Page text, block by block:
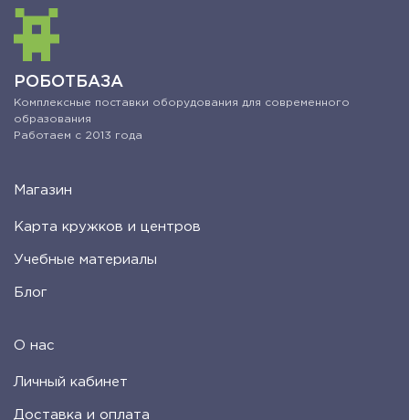
РОБОТБАЗА
Комплексные поставки оборудования для современного
образования
Работаем с 2013 года
Магазин
Карта кружков и центров
Учебные материалы
Блог
О нас
Личный кабинет
Доставка и оплата